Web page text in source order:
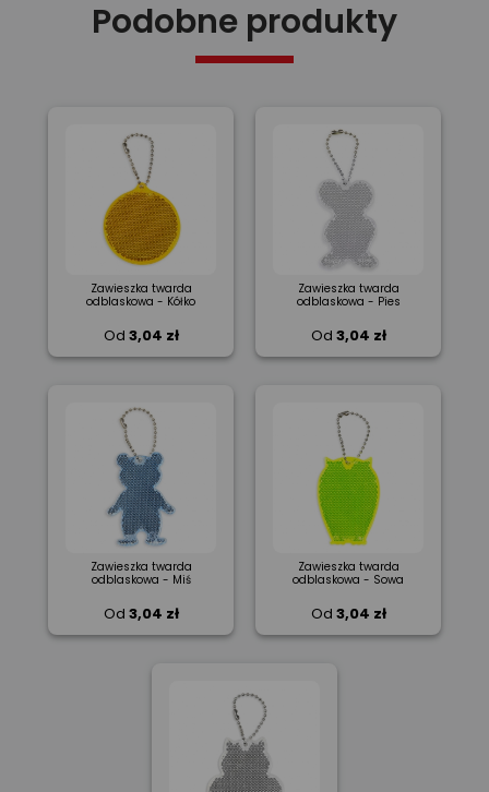
Podobne produkty
Zawieszka twarda
odblaskowa - Kółko
Od 3,04 zł
Zawieszka twarda
odblaskowa - Pies
Od 3,04 zł
Zawieszka twarda
odblaskowa - Miś
Od 3,04 zł
Zawieszka twarda
odblaskowa - Sowa
Od 3,04 zł